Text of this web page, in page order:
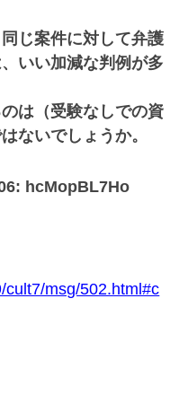
じ案件に対して弁護
いい加減な判例が多
は（受験なしでの資
ないでしょうか。
hcMopBL7Ho
cult7/msg/502.html#c